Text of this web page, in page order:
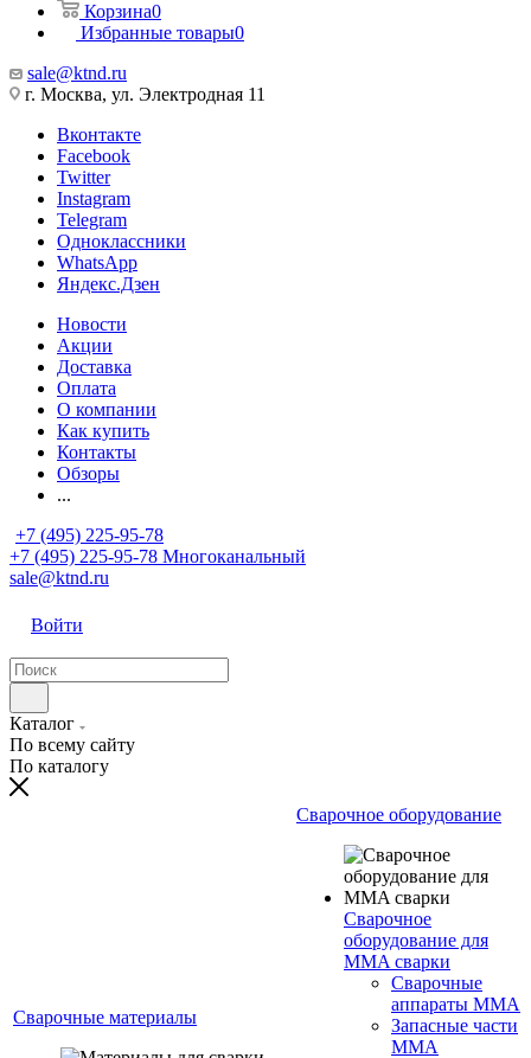
Корзина0
Избранные товары0
sale@ktnd.ru
г. Москва, ул. Электродная 11
Вконтакте
Facebook
Twitter
Instagram
Telegram
Одноклассники
WhatsApp
Яндекс.Дзен
Новости
Акции
Доставка
Оплата
О компании
Как купить
Контакты
Обзоры
...
+7 (495) 225-95-78
+7 (495) 225-95-78 Многоканальный
sale@ktnd.ru
Войти
Каталог
По всему сайту
По каталогу
Сварочные материалы
Сварочное оборудование
Сварочное
оборудование для
MMA сварки
Сварочные
аппараты MMA
Запасные части
MMA